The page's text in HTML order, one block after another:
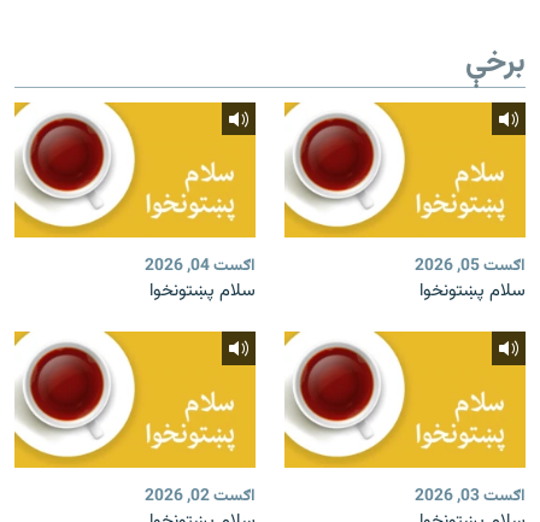
برخې
اګست 05, 2026
سلام پښتونخوا
اګست 04, 2026
سلام پښتونخوا
اګست 03, 2026 اګست 02, 2026